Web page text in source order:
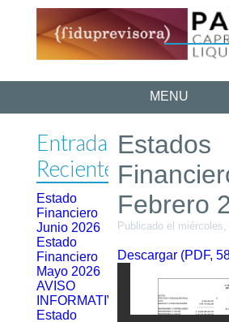
MENU
Entradas
Recientes
Estado
Financiero
Junio 2026
Estado
Financiero
Mayo 2026
AVISO
INFORMATIVO
Estado
Estados
Febrero
Publicado el
Descargar (PDF,